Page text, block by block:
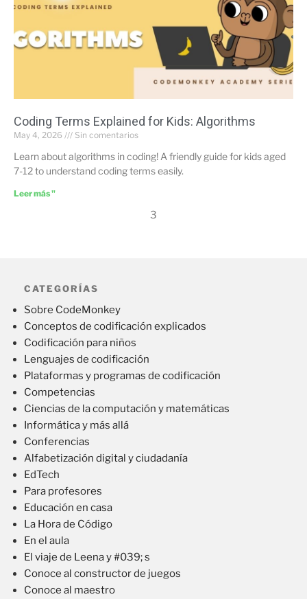
Coding Terms Explained for Kids: Algorithms
May 4, 2026 Sin comentarios
Learn about algorithms in coding! A friendly guide for kids aged
7-12 to understand coding terms easily.
Leer más "
3
CATEGORÍAS
Sobre CodeMonkey
Conceptos de codificación explicados
Codificación para niños
Lenguajes de codificación
Plataformas y programas de codificación
Competencias
Ciencias de la computación y matemáticas
Informática y más allá
Conferencias
Alfabetización digital y ciudadanía
EdTech
Para profesores
Educación en casa
La Hora de Código
En el aula
El viaje de Leena y #039; s
Conoce al constructor de juegos
Conoce al maestro